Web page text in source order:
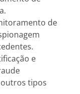
de
e
tipos